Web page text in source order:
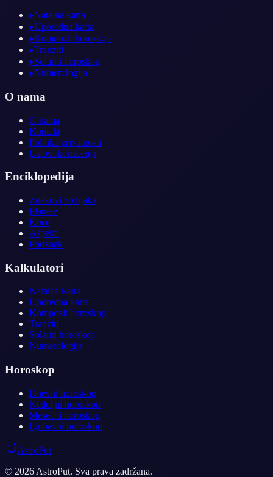
▸Natalna karta
▸Uporedna karta
▸Kompozit horoskop
▸Tranziti
▸Solarni horoskop
▸Numerologija
O nama
O nama
Kontakt
Politika privatnosti
Uslovi koriscenja
Enciklopedija
Znakovi zodijaka
Planete
Kuce
Aspekti
Podznak
Kalkulatori
Natalna karta
Uporedna karta
Kompozit horoskop
Tranziti
Solarni horoskop
Numerologija
Horoskop
Dnevni horoskop
Nedeljni horoskop
Mesecni horoskop
Ljubavni horoskop
AstroPut
© 2026 AstroPut. Sva prava zadržana.